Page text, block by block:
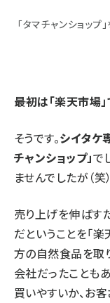
「タマチャンショッ
――最初は「楽天市場
そうです。シイタケ
チャンショップ」で
ませんでしたが（笑
売り上げを伸ばす
だということを「
方の自然食品を取
会社だったことも
買いやすいか、お